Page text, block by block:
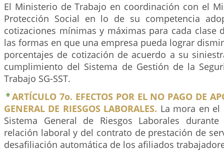
El Ministerio de Trabajo en coordinación con el
Protección Social en lo de su competencia
cotizaciones mínimas y máximas para cada clase
las formas en que una empresa pueda lograr
porcentajes de cotización de acuerdo a su
cumplimiento del Sistema de Gestión de la
Trabajo SG-SST.
ARTÍCULO 7o. EFECTOS POR EL NO PAGO DE
GENERAL DE RIESGOS LABORALES. La mora en el
Sistema General de Riesgos Laborales
relación laboral y del contrato de prestación de
desafiliación automática de los afiliados